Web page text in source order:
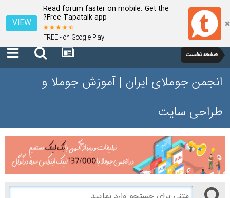
Read forum faster on mobile. Get the
Free Tapatalk app?
FREE - on Google Play
VIEW
صفحه نخست
انجمن جوملای ایران | آموزش جوملا و
طراحی سایت